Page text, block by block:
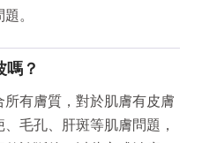
。
嗎？
有膚質，對於肌膚有皮膚
毛孔、肝斑等肌膚問題，